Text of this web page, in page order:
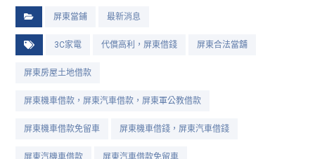
屏東當鋪 最新消息
3C家電 代償高利，屏東借錢 屏東合法當舖
屏東房屋土地借款
屏東機車借款，屏東汽車借款，屏東軍公教借款
屏東機車借款免留車 屏東機車借錢，屏東汽車借錢
屏東汽機車借款 屏東汽車借款免留車